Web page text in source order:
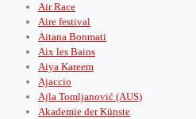
Air Race
Aire festival
Aitana Bonmati
Aix les Bains
Aiya Kareem
Ajaccio
Ajla Tomljanović (AUS)
Akademie der Künste